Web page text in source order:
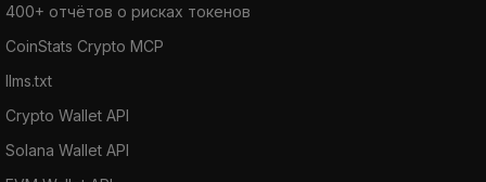
400+ отчётов о рисках токенов
CoinStats Crypto MCP
llms.txt
Crypto Wallet API
Solana Wallet API